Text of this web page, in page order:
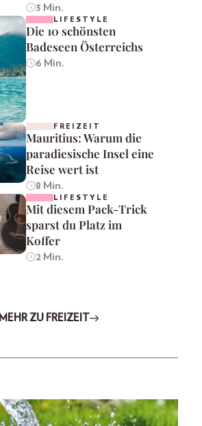
3 Min.
LIFESTYLE
Die 10 schönsten
Badeseen Österreichs
6 Min.
FREIZEIT
Mauritius: Warum die
paradiesische Insel eine
Reise wert ist
8 Min.
LIFESTYLE
Mit diesem Pack-Trick
sparst du Platz im
Koffer
2 Min.
MEHR ZU FREIZEIT